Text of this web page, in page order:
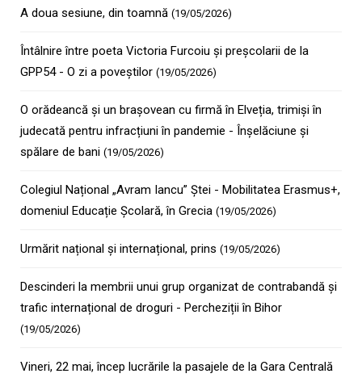
A doua sesiune, din toamnă (19/05/2026)
Întâlnire între poeta Victoria Furcoiu și preșcolarii de la
GPP54 - O zi a poveștilor (19/05/2026)
O orădeancă și un brașovean cu firmă în Elveția, trimiși în
judecată pentru infracțiuni în pandemie - Înșelăciune și
spălare de bani (19/05/2026)
Colegiul Național „Avram Iancu” Ștei - Mobilitatea Erasmus+,
domeniul Educație Școlară, în Grecia (19/05/2026)
Urmărit național și internațional, prins (19/05/2026)
Descinderi la membrii unui grup organizat de contrabandă și
trafic internațional de droguri - Percheziții în Bihor
(19/05/2026)
Vineri, 22 mai, încep lucrările la pasajele de la Gara Centrală